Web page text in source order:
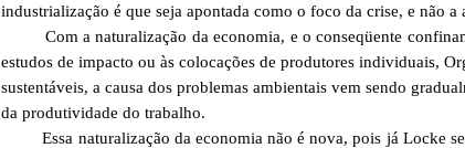
industrialização é que seja apontada como o foco da crise, e não
Com a naturalização da economia, e o conseqüente
estudos de impacto ou às colocações de produtores individuais,
sustentáveis, a causa dos problemas ambientais vem sendo
da produtividade do trabalho.
Essa naturalização da economia não é nova, pois já Locke se